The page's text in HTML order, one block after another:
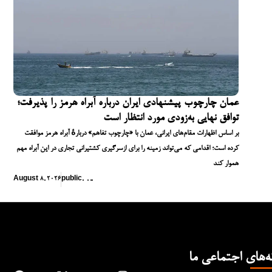
عمان چارچوب پیشنهادی ایران درباره آبراه هرمز را پذیرفت؛
توافق نهایی به‌زودی مورد انتظار است
بر اساس اظهارات مقام‌های ایرانی، عمان با «چارچوب تفاهم» دربارهٔ آبراه هرمز موافقت
کرده است؛ اقدامی که می‌تواند زمینه را برای ازسرگیری کشتیرانی تجاری در این آبراه مهم
هموار کند
August 8, 2026 public, ,,,
اجتماعی ما